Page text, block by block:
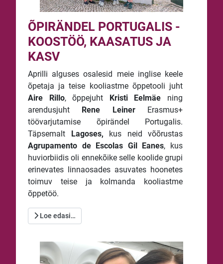
ÕPIRÄNDEL PORTUGALIS -
KOOSTÖÖ, KAASATUS JA
KASV
Aprilli alguses osalesid meie inglise keele
õpetaja ja teise kooliastme õppetooli juht
Aire Rillo, õppejuht Kristi Eelmäe ning
arendusjuht Rene LeinerErasmus+
töövarjutamise õpirändel Portugalis.
Täpsemalt
Lagoses, kus neid võõrustas
Agrupamento de Escolas Gil Eanes, kus
huviorbiidis oli ennekõike selle koolide grupi
erinevates linnaosades asuvates hoonetes
toimuv teise ja kolmanda kooliastme
õppetöö.
Loe edasi…